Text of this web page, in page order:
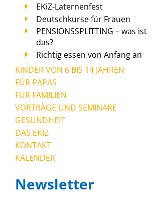
EKiZ-Laternenfest
Deutschkurse für Frauen
PENSIONSSPLITTING – was ist
das?
Richtig essen von Anfang an
KINDER VON 6 BIS 14 JAHREN
FÜR PAPAS
FÜR FAMILIEN
VORTRÄGE UND SEMINARE
GESUNDHEIT
DAS EKIZ
KONTAKT
KALENDER
Newsletter